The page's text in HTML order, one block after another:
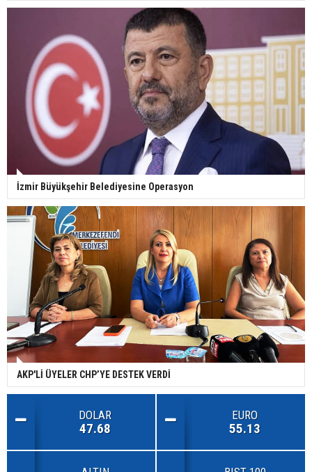
İzmir Büyükşehir Belediyesine Operasyon
AKP'Lİ ÜYELER CHP’YE DESTEK VERDİ
DOLAR
47.68
EURO
55.13